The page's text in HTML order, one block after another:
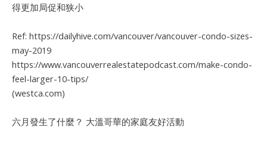
得更加局促和狭小
Ref: https://dailyhive.com/vancouver/vancouver-condo-sizes-
may-2019
https://www.vancouverrealestatepodcast.com/make-condo-
feel-larger-10-tips/
(westca.com)
六月發生了什麼？ 大溫哥華的家庭友好活動